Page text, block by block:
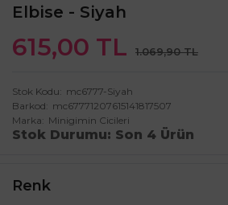
Elbise - Siyah
615,00 TL 1.069,90 TL
Stok Kodu
mc6777-Siyah
Barkod
mc67771207615141817507
Marka
Minigimin Cicileri
Stok Durumu Son 4 Ürün
Renk